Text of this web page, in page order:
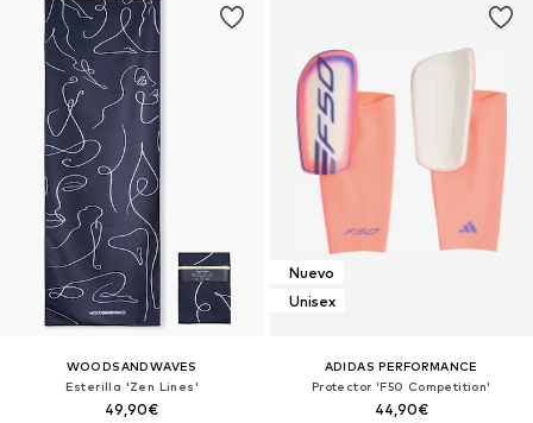
WOODSANDWAVES
Esterilla 'Zen Lines'
49,90€
Nuevo
Unisex
ADIDAS PERFORMANCE
Protector 'F50 Competition'
44,90€